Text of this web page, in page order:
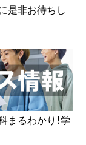
是非お待ちし
るわかり！学